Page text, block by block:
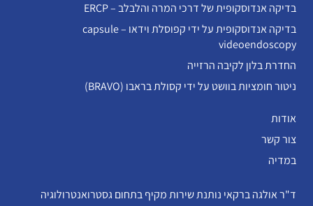
בדיקה אנדוסקופית של דרכי המרה והלבלב – ERCP
בדיקה אנדוסקופית על ידי קפוסלת וידאו – capsule
videoendoscopy
החדרת בלון לקיבה הרזייה
ניטור חומציות בוושט על ידי קסולת בראבו (BRAVO)
אודות
צור קשר
במדיה
ד"ר אולגה ברקאי נותנת שירות מקיף בתחום גסטרואנטרולוגיה